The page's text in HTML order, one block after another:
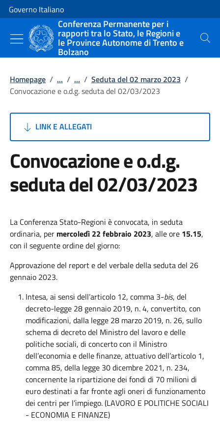
Vai al contenuto
Vai alla navigazione del sito
Governo Italiano
Conferenza Permanente per i
rapporti tra lo Stato, le Regioni e
le Province Autonome di Trento e
Bolzano
Cerca
Homepage / ... / ... / Seduta del 02 marzo 2023 /
Convocazione e o.d.g. seduta del 02/03/2023
LINK E ALLEGATI
Convocazione e o.d.g.
seduta del 02/03/2023
La Conferenza Stato-Regioni è convocata, in seduta
ordinaria, per mercoledì 22 febbraio 2023, alle ore 15.15,
con il seguente ordine del giorno:
Approvazione del report e del verbale della seduta del 26
gennaio 2023.
Intesa, ai sensi dell’articolo 12, comma 3-bis, del
decreto-legge 28 gennaio 2019, n. 4, convertito, con
modificazioni, dalla legge 28 marzo 2019, n. 26, sullo
schema di decreto del Ministro del lavoro e delle
politiche sociali, di concerto con il Ministro
dell’economia e delle finanze, attuativo dell’articolo 1,
comma 85, della legge 30 dicembre 2021, n. 234,
concernente la ripartizione dei fondi di 70 milioni di
euro destinati a far fronte agli oneri di funzionamento
dei centri per l’impiego. (LAVORO E POLITICHE SOCIALI
- ECONOMIA E FINANZE)